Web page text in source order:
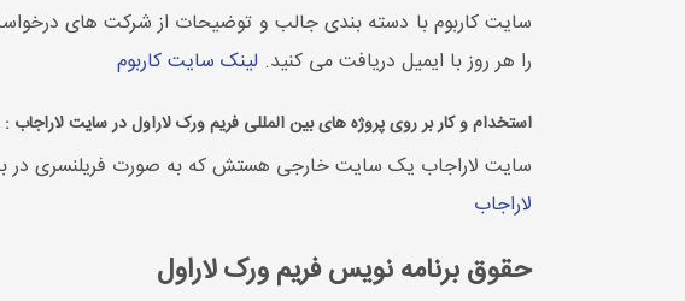
سایت کاربوم با دسته بندی جالب و توضیحات از شرکت های
را هر روز با ایمیل دریافت می کنید. لینک سایت کاربوم
استخدام و کار بر روی پروژه های بین المللی فریم ورک لاراول در سایت لاراجاب :
سایت لاراجاب یک سایت خارجی هستش که به صورت فریلنسری در برای
لاراجاب
حقوق برنامه نویس فریم ورک لاراول